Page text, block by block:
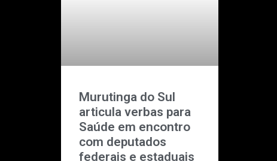
Murutinga do Sul
articula verbas para
Saúde em encontro
com deputados
federais e estaduais